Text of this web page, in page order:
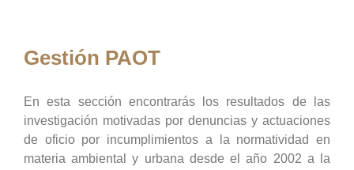
Gestión PAOT
En esta sección encontrarás los resultados de las
investigación motivadas por denuncias y actuaciones
de oficio por incumplimientos a la normatividad en
materia ambiental y urbana desde el año 2002 a la